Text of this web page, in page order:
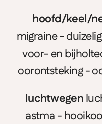
hoofd/keel/
migraine -
voor- en
oorontsteking -
luchtwegen
astma -